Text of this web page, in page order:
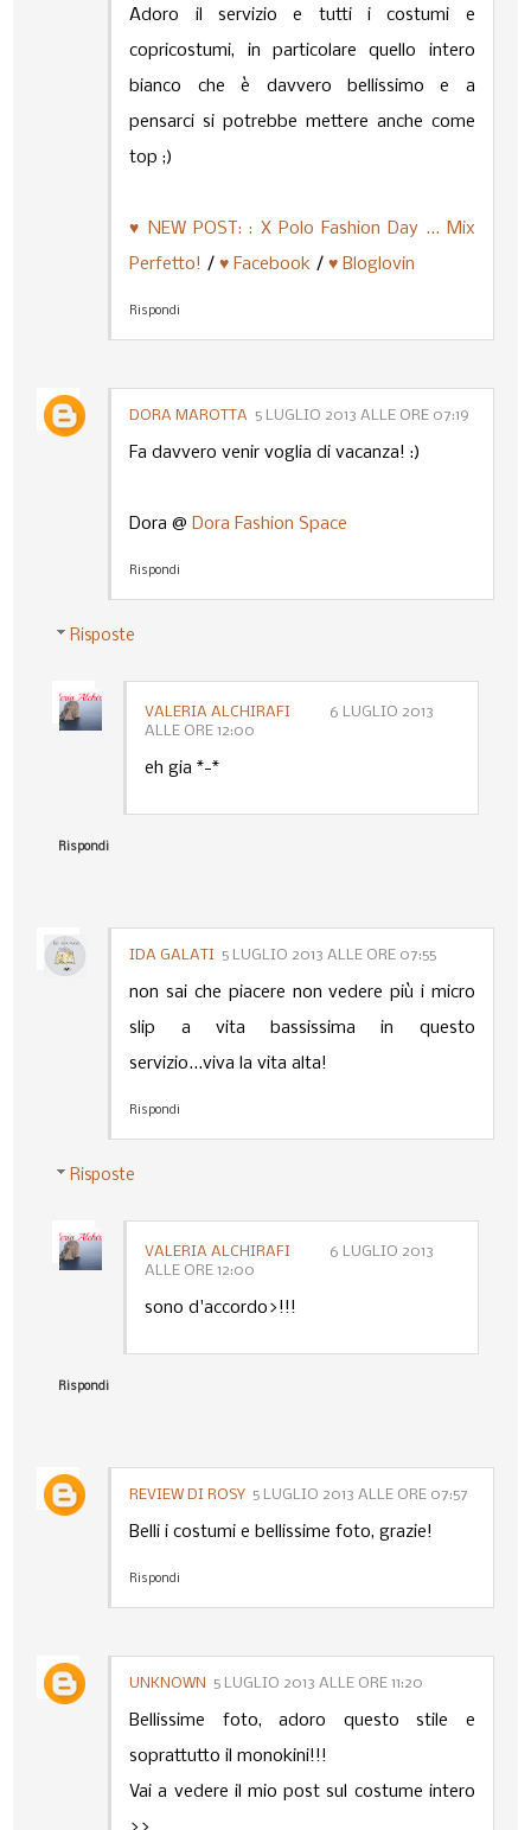
Adoro il servizio e tutti i costumi e
copricostumi, in particolare quello intero
bianco che è davvero bellissimo e a
pensarci si potrebbe mettere anche come
top ;)
♥ NEW POST: : X Polo Fashion Day ... Mix
Perfetto! /♥ Facebook /♥ Bloglovin
Rispondi
DORA MAROTTA 5 LUGLIO 2013 ALLE ORE 07:19
Fa davvero venir voglia di vacanza! :)
Dora @ Dora Fashion Space
Rispondi
Risposte
VALERIA ALCHIRAFI
6 LUGLIO 2013
ALLE ORE 12:00
eh gia *-*
Rispondi
IDA GALATI 5 LUGLIO 2013 ALLE ORE 07:55
non sai che piacere non vedere più i micro
slip a vita bassissima in questo
servizio...viva la vita alta!
Rispondi
Risposte
VALERIA ALCHIRAFI
6 LUGLIO 2013
ALLE ORE 12:00
sono d'accordo>!!!
Rispondi
REVIEW DI ROSY 5 LUGLIO 2013 ALLE ORE 07:57
Belli i costumi e bellissime foto, grazie!
Rispondi
UNKNOWN 5 LUGLIO 2013 ALLE ORE 11:20
Bellissime foto, adoro questo stile e
soprattutto il monokini!!!
Vai a vedere il mio post sul costume intero